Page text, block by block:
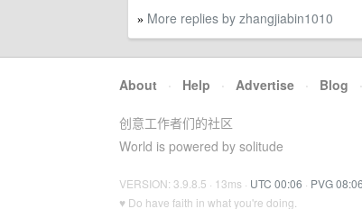
» More replies by zhangjiabin1010
About · Help · Advertise · Blog ·
创意工作者们的社区
World is powered by solitude
VERSION: 3.9.8.5 · 13ms · UTC 00:06 · PVG 08:06
♥ Do have faith in what you're doing.